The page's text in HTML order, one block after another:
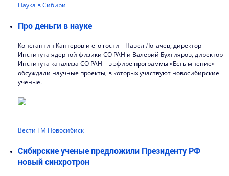
Наука в Сибири
Про деньги в науке
Константин Кантеров и его гости – Павел Логачев, директор
Института ядерной физики СО РАН и Валерий Бухтияров, директор
Института катализа СО РАН – в эфире программы «Есть мнение»
обсуждали научные проекты, в которых участвуют новосибирские
ученые.
Вести FM Новосибиск
Сибирские ученые предложили Президенту РФ
новый синхротрон